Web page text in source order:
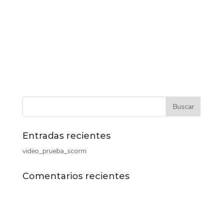
Entradas recientes
video_prueba_scorm
Comentarios recientes